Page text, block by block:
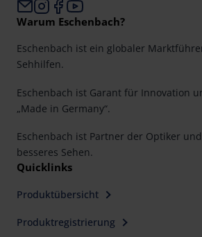
Warum Eschenbach?
Eschenbach ist ein globaler
Sehhilfen.
Eschenbach ist Garant für Innovation
„Made in Germany“.
Eschenbach ist Partner der Optiker
besseres Sehen.
Quicklinks
Produktübersicht
Produktregistrierung